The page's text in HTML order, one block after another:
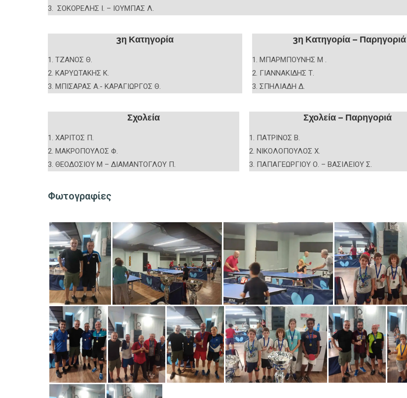
3. ΣΟΚΟΡΕΛΗΣ Ι. – ΙΟΥΜΠΑΣ Λ.
3η Κατηγορία
1. ΤΖΑΝΟΣ Θ.
2. ΚΑΡΥΩΤΑΚΗΣ Κ.
3. ΜΠΙΣΑΡΑΣ Α.- ΚΑΡΑΓΙΩΡΓΟΣ Θ.
3η Κατηγορία – Παρηγοριά
1. ΜΠΑΡΜΠΟΥΝΗΣ Μ .
2. ΓΙΑΝΝΑΚΙΔΗΣ Τ.
3. ΣΠΗΛΙΑΔΗ Δ.
Σχολεία
1. ΧΑΡΙΤΟΣ Π.
2. ΜΑΚΡΟΠΟΥΛΟΣ Φ.
3. ΘΕΟΔΟΣΙΟΥ Μ – ΔΙΑΜΑΝΤΟΓΛΟΥ Π.
Σχολεία – Παρηγοριά
1. ΠΑΤΡΙΝΟΣ Β.
2. ΝΙΚΟΛΟΠΟΥΛΟΣ Χ.
3. ΠΑΠΑΓΕΩΡΓΙΟΥ Ο. – ΒΑΣΙΛΕΙΟΥ Σ.
Φωτογραφίες